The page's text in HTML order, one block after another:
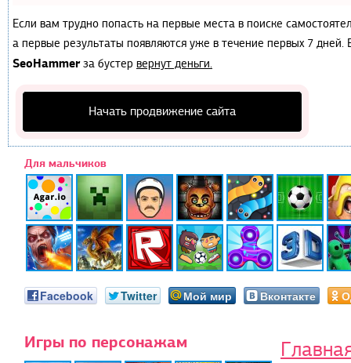
Если вам трудно попасть на первые места в поиске
а первые результаты появляются уже в течение первых 7
SeoHammerза бустер вернут деньги.
Начать продвижение сайта
Для мальчиков
Facebook Twitter Мой мир Вконтакте
Игры по персонажам